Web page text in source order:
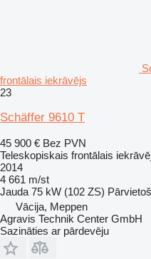
frontālais iekrāvējs
23
Schäffer 9610 T
45 900 € Bez PVN
Teleskopiskais frontālais
2014
4 661 m/st
Jauda 75 kW (102 ZS)
Vācija, Meppen
Agravis Technik Center GmbH
Sazināties ar pārdevēju